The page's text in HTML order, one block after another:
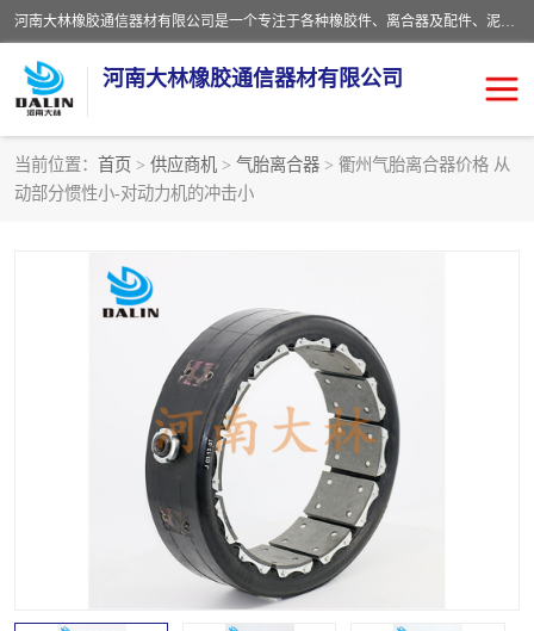
河南大林橡胶通信器材有限公司是一个专注于各种橡胶件、离合器及配件、泥浆泵及配件等产品设计制造和加工的企业。产品应用于矿山、冶金、石油、钢铁、化工、水泥、船舶、造纸、通用机械等各种大功率机械传动或制动装置。
河南大林橡胶通信器材有限公司
当前位置： 首页 > 供应商机 > 气胎离合器 > 衢州气胎离合器价格 从
动部分惯性小-对动力机的冲击小
推盘离合器
VC离合器
PO隔膜离合器 气胎离合器
泥浆泵空气包胶囊 气动元件
DY隔膜式离合器 CB离合器
实芯轮胎
联轴器
液力端配件